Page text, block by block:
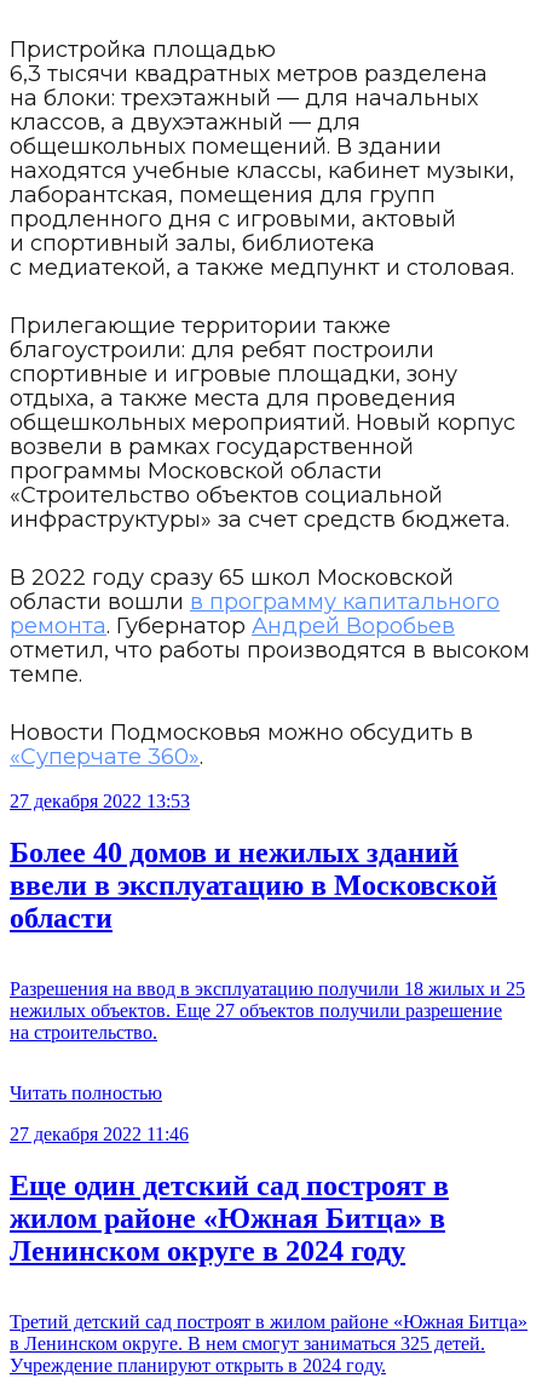
Пристройка площадью
6,3 тысячи квадратных метров разделена
на блоки: трехэтажный — для начальных
классов, а двухэтажный — для
общешкольных помещений. В здании
находятся учебные классы, кабинет музыки,
лаборантская, помещения для групп
продленного дня с игровыми, актовый
и спортивный залы, библиотека
с медиатекой, а также медпункт и столовая.
Прилегающие территории также
благоустроили: для ребят построили
спортивные и игровые площадки, зону
отдыха, а также места для проведения
общешкольных мероприятий. Новый корпус
возвели в рамках государственной
программы Московской области
«Строительство объектов социальной
инфраструктуры» за счет средств бюджета.
В 2022 году сразу 65 школ Московской
области вошли в программу капитального
ремонта. Губернатор Андрей Воробьев
отметил, что работы производятся в высоком
темпе.
Новости Подмосковья можно обсудить в
«Суперчате 360».
27 декабря 2022 13:53
Более 40 домов и нежилых зданий
ввели в эксплуатацию в Московской
области
Разрешения на ввод в эксплуатацию получили 18 жилых и 25
нежилых объектов. Еще 27 объектов получили разрешение
на строительство.
Читать полностью
27 декабря 2022 11:46
Еще один детский сад построят в
жилом районе «Южная Битца» в
Ленинском округе в 2024 году
Третий детский сад построят в жилом районе «Южная Битца»
в Ленинском округе. В нем смогут заниматься 325 детей.
Учреждение планируют открыть в 2024 году.